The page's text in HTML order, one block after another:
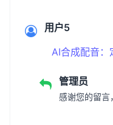
用户5
AI合成配音：
管理员
感谢您的留言